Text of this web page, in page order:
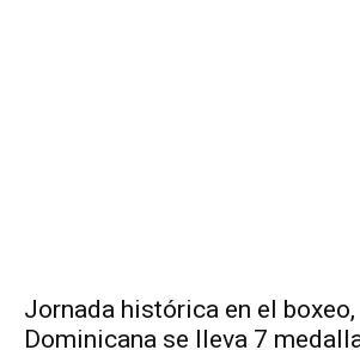
Jornada histórica en el
Dominicana se lleva 7